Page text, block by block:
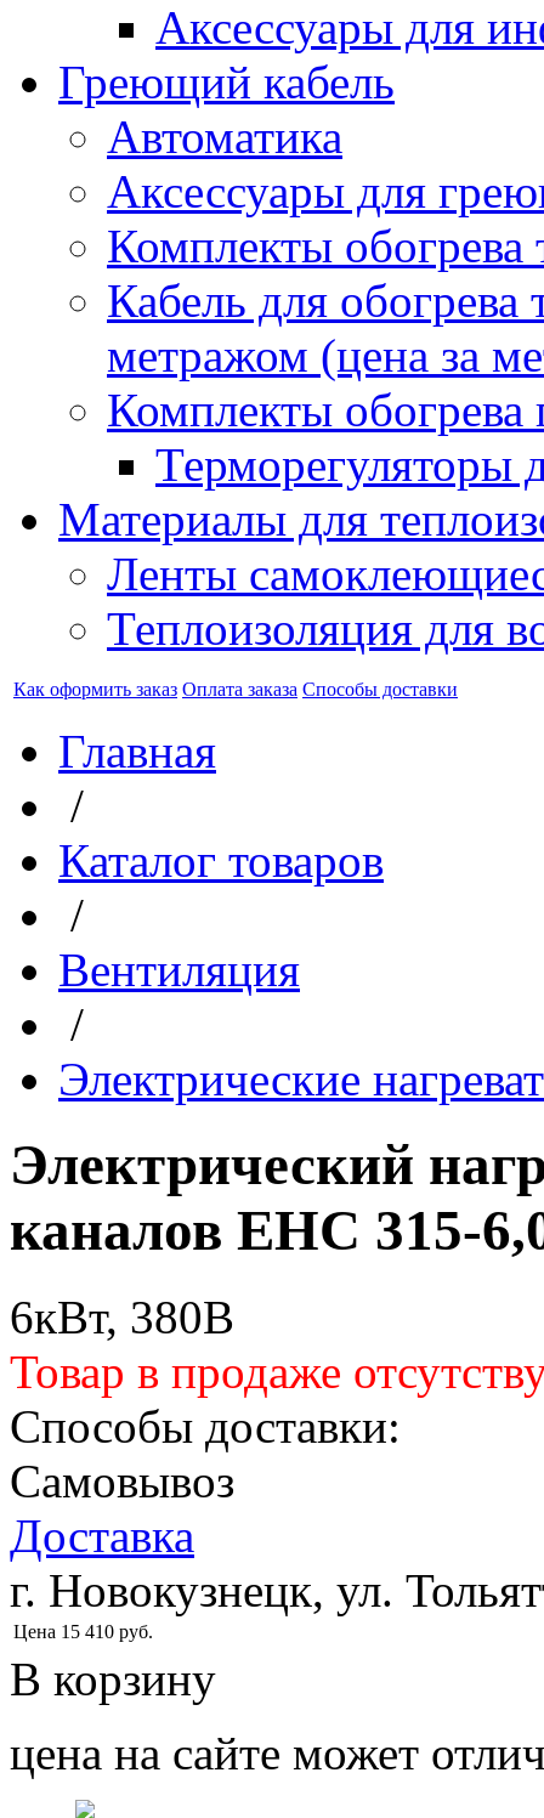
Аксессуары для
Греющий кабель
Автоматика
Аксессуары для
Комплекты обогрева
Кабель для обогрева
метражом (цена за
Комплекты обогрева
Терморегуляторы
Материалы для
Ленты
Теплоизоляция для
Как оформить заказ Оплата заказа Способы доставки
Главная
/
Каталог товаров
/
Вентиляция
/
Электрические
Электрический
каналов EHC 315-
6кВт, 380В
Товар в продаже
Способы доставки:
Самовывоз
Доставка
г. Новокузнецк, ул.
Цена 15 410 руб.
В корзину
цена на сайте может